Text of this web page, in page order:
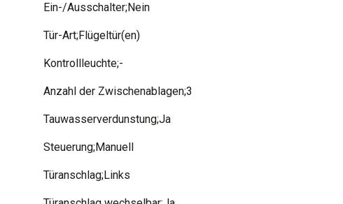
Ein-/Ausschalter;Nein
Tür-Art;Flügeltür(en)
Kontrollleuchte;-
Anzahl der Zwischenablagen;3
Tauwasserverdunstung;Ja
Steuerung;Manuell
Türanschlag;Links